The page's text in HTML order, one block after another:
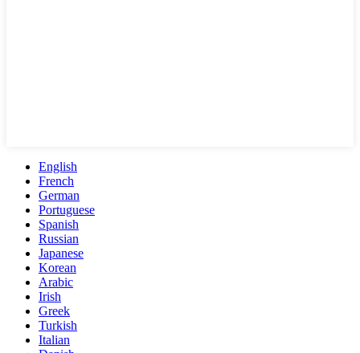
English
French
German
Portuguese
Spanish
Russian
Japanese
Korean
Arabic
Irish
Greek
Turkish
Italian